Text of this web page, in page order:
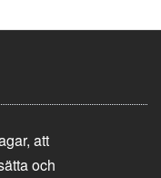
att
och